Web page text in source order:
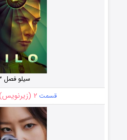
سیلو فصل ۳
قسمت ۲ (زیرنویس)